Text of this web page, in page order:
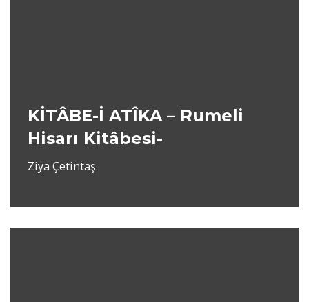
KİTÂBE-İ ATÎKA – Rumeli
Hisarı Kitâbesi-
Ziya Çetintaş